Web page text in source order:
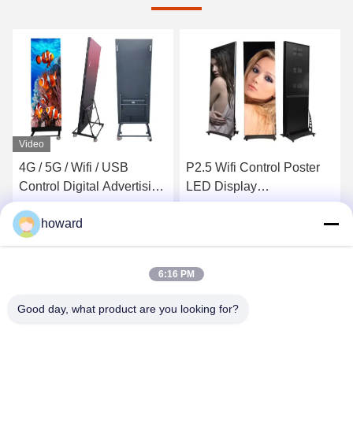
P2.5 Wifi Control Poster
LED Display
retroilluminato Poster
Frames ODM
Ottenga il migliore prezzo
Display LED digitale
trasparente P2
retroilluminato
Ottenga il migliore prezzo
howard
6:16 PM
Good day, what product are you looking for?